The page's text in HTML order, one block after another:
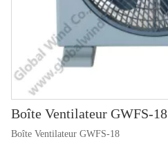
Boîte Ventilateur GWFS-18
Boîte Ventilateur GWFS-18